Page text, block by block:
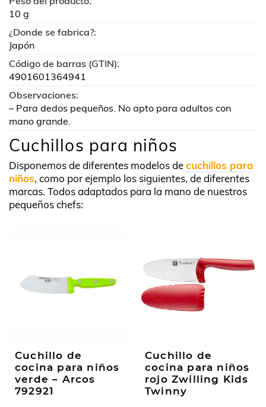
10 g
¿Donde se fabrica?:
Japón
Código de barras (GTIN):
4901601364941
Observaciones:
– Para dedos pequeños. No apto para adultos con
mano grande.
Cuchillos para niños
Disponemos de diferentes modelos decuchillos para
niños, como por ejemplo los siguientes, de diferentes
marcas. Todos adaptados para la mano de nuestros
pequeños chefs:
Cuchillo de
cocina para niños
verde – Arcos
792921
Cuchillo de
cocina para niños
rojo Zwilling Kids
Twinny